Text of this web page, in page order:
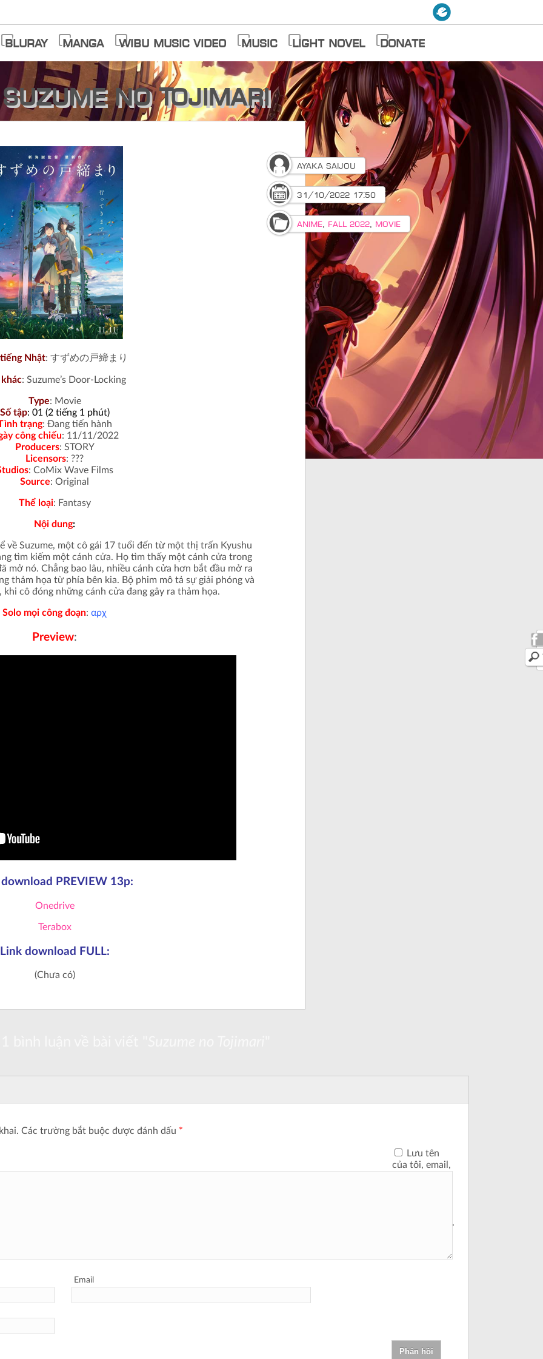
Bluray Manga Wibu Music Video Music Light Novel Donate
Suzume no Tojimari
Nhật: すずめの戸締まり
khác: Suzume’s Door-Locking
Type: Movie
Số tập: 01 (2 tiếng 1 phút)
trạng: Đang tiến hành
công chiếu: 11/11/2022
Producers: STORY
Licensors: ???
: CoMix Wave Films
Source: Original
Thể loại: Fantasy
Nội dung:
về Suzume, một cô gái 17 tuổi đến từ một thị trấn Kyushu
tìm kiếm một cánh cửa. Họ tìm thấy một cánh cửa trong
mở nó. Chẳng bao lâu, nhiều cánh cửa hơn bắt đầu mở ra
thảm họa từ phía bên kia. Bộ phim mô tả sự giải phóng và
cô đóng những cánh cửa đang gây ra thảm họa.
Solo mọi công đoạn: αρχ
Preview:
PREVIEW 13p:
Onedrive
Terabox
Link download FULL:
(Chưa có)
Ayaka Saijou
31/10/2022 17:50
Anime, Fall 2022, Movie
Các trường bắt buộc được đánh dấu *
Email
Lưu tên
của tôi, email,
kế tiếp của tôi.